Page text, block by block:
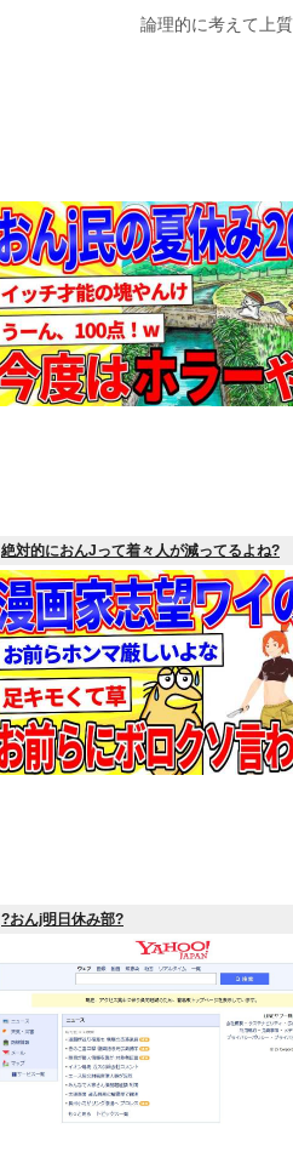
論理的に考えて上
絶対的におんJって着々人が減ってるよね?
?おんj明日休み部?